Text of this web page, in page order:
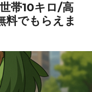
帯10キロ/高
料でもらえま